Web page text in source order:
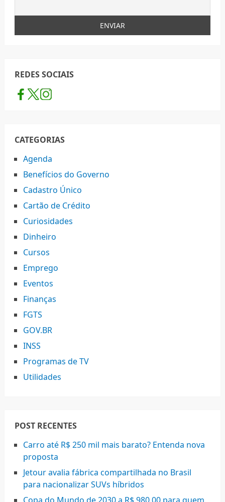
REDES SOCIAIS
CATEGORIAS
Agenda
Benefícios do Governo
Cadastro Único
Cartão de Crédito
Curiosidades
Dinheiro
Cursos
Emprego
Eventos
Finanças
FGTS
GOV.BR
INSS
Programas de TV
Utilidades
POST RECENTES
Carro até R$ 250 mil mais barato? Entenda nova
proposta
Jetour avalia fábrica compartilhada no Brasil
para nacionalizar SUVs híbridos